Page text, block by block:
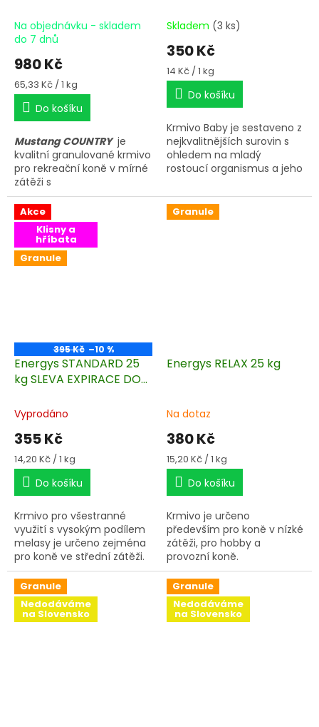
Na objednávku - skladem
do 7 dnů
980 Kč
Měrná
cena:
65,33 Kč / 1 kg
Do košíku
Mustang COUNTRY je
kvalitní granulované krmivo
pro rekreační koně v mírné
zátěži s
doplňkemMustang Trace.
Skladem (3 ks)
350 Kč
Měrná
cena:
14 Kč / 1 kg
Do košíku
Krmivo Baby je sestaveno z
nejkvalitnějších surovin s
ohledem na mladý
rostoucí organismus a jeho
Akce
Klisny a
hříbata
Granule
395 Kč –10 %
Energys STANDARD 25
kg SLEVA EXPIRACE DO
Vyprodáno
355 Kč
Měrná
cena:
14,20 Kč / 1 kg
Do košíku
Krmivo pro všestranné
využití s vysokým podílem
melasy je určeno zejména
pro koně ve střední zátěži.
Vhodné je též pro chovné
klisny v poslední třetině
březosti a po dobu laktace.
Velmi ochotně a rádi ho
přijímají i vybíraví koně.
Granule
Energys RELAX 25 kg
Na dotaz
380 Kč
Měrná
cena:
15,20 Kč / 1 kg
Do košíku
Krmivo je určeno
především pro koně v nízké
zátěži, pro hobby a
provozní koně.
Granule
Nedodáváme
na Slovensko
Granule
Nedodáváme
na Slovensko